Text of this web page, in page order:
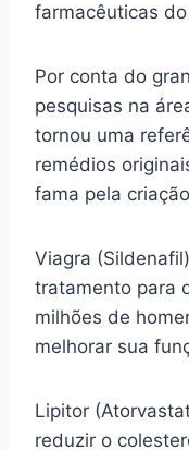
farmacêuticas
Por conta do
pesquisas na
tornou uma
remédios
fama pela
Viagra
tratamento para
milhões de
melhorar sua
Lipitor
reduzir o